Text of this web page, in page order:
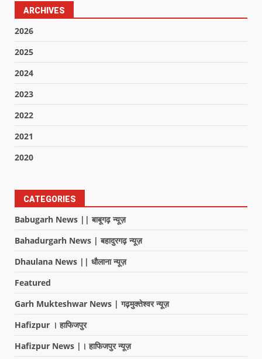
ARCHIVES
2026
2025
2024
2023
2022
2021
2020
CATEGORIES
Babugarh News || बाबूगढ़ न्यूज़
Bahadurgarh News | बहादुरगढ़ न्यूज़
Dhaulana News || धौलाना न्यूज़
Featured
Garh Mukteshwar News | गढ़मुक्तेश्वर न्यूज़
Hafizpur । हाफिजपुर
Hafizpur News |। हाफिजपुर न्यूज़